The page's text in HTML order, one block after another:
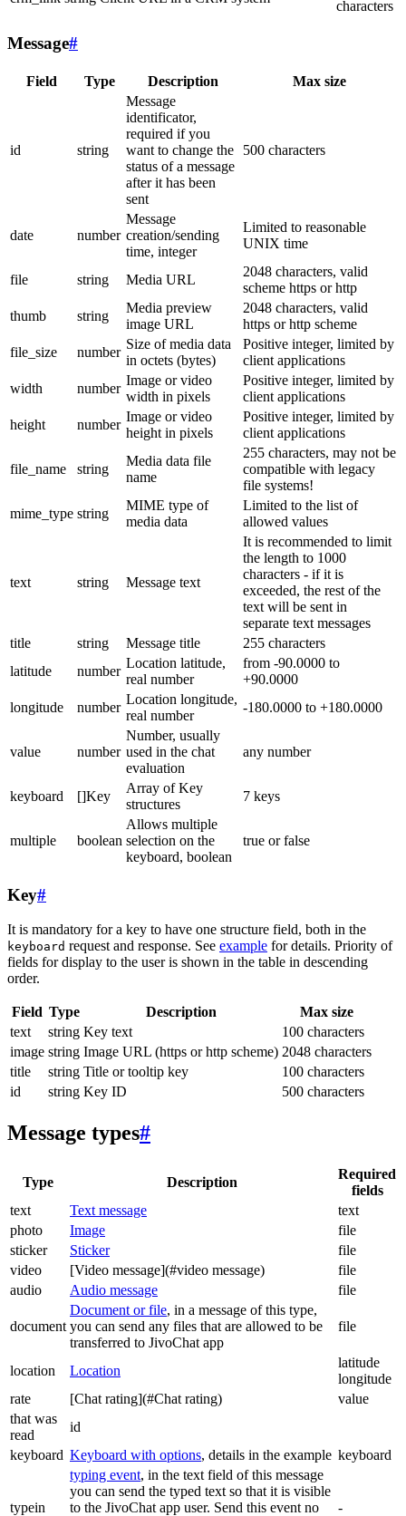
characters
Message#
Field Type Description Max size
id string
Message
identificator,
required if you
want to change the
status of a message
after it has been
sent
500 characters
date number
Message
creation/sending
time, integer
Limited to reasonable
UNIX time
file string Media URL
2048 characters, valid
scheme https or http
thumb
string
Media preview
image URL
2048 characters, valid
https or http scheme
file_size
number
Size of media data
in octets (bytes)
Positive integer, limited by
client applications
width
number
Image or video
width in pixels
Positive integer, limited by
client applications
height
number
Image or video
height in pixels
Positive integer, limited by
client applications
file_name string
Media data file
name
255 characters, may not be
compatible with legacy
file systems!
mime_type string
MIME type of
media data
Limited to the list of
allowed values
text string Message text
It is recommended to limit
the length to 1000
characters - if it is
exceeded, the rest of the
text will be sent in
separate text messages
title
string Message title
255 characters
latitude
number
Location latitude,
real number
from -90.0000 to
+90.0000
longitude
number
Location longitude,
real number
-180.0000 to +180.0000
value number
Number, usually
used in the chat
evaluation
any number
keyboard []Key
Array of Key
structures
7 keys
multiple boolean
Allows multiple
selection on the
keyboard, boolean
true or false
Key#
It is mandatory for a key to have one structure field, both in the
keyboard request and response. See example for details. Priority of
fields for display to the user is shown in the table in descending
order.
Field Type Description
Max size
text
string Key text
100 characters
image string Image URL (https or http scheme) 2048 characters
title
string Title or tooltip key
100 characters
id
string Key ID 500 characters
Message types#
Type Description
Required
fields
text
Text message
text
photo
Image
file
sticker
Sticker
file
video
[Video message](#video message)
file
audio
Audio message file
document
Document or file, in a message of this type,
you can send any files that are allowed to be
transferred to JivoChat app
file
location Location
latitude
longitude
rate
[Chat rating](#Chat rating)
value
that was
read
id
keyboard Keyboard with options, details in the example keyboard
typein
typing event, in the text field of this message
you can send the typed text so that it is visible
to the JivoChat app user. Send this event no
-